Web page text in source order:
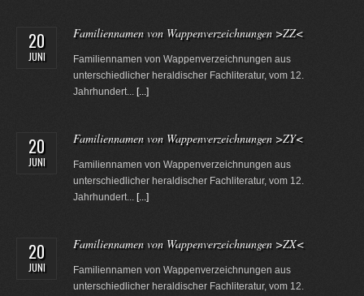
20
JUNI
Familiennamen von Wappenverzeichnungen >ZZ<
Familiennamen von Wappenverzeichnungen aus
unterschiedlicher heraldischer Fachliteratur, vom 12.
Jahrhundert... [...]
20
JUNI
Familiennamen von Wappenverzeichnungen >ZY<
Familiennamen von Wappenverzeichnungen aus
unterschiedlicher heraldischer Fachliteratur, vom 12.
Jahrhundert... [...]
20
JUNI
Familiennamen von Wappenverzeichnungen >ZX<
Familiennamen von Wappenverzeichnungen aus
unterschiedlicher heraldischer Fachliteratur, vom 12.